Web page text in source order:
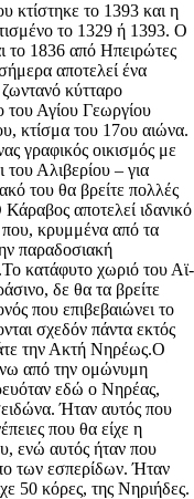
κτίστηκε το 1393 και η
το 1329 ή 1393. Ο
το 1836 από Ηπειρώτες
αποτελεί ένα
κύτταρο
του Αγίου Γεωργίου
κτίσμα του 17ου αιώνα.
γραφικός οικισμός με
του Αλιβερίου – για
του θα βρείτε πολλές
αποτελεί ιδανικό
που, κρυμμένα από τα
παραδοσιακή
κατάφυτο χωριό του Αϊ-
δε θα τα βρείτε
που επιβεβαιώνει το
σχεδόν πάντα εκτός
την Ακτή Νηρέως.Ο
από την ομώνυμη
εδώ ο Νηρέας,
Ήταν αυτός που
που θα είχε η
ενώ αυτός ήταν που
των εσπερίδων. Ήταν
50 κόρες, της Νηριήδες.